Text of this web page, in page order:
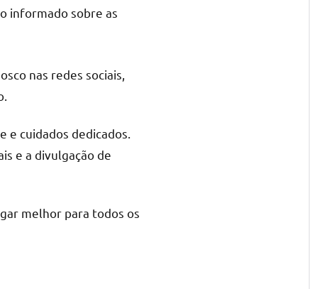
informado sobre as
nas redes sociais,
cuidados dedicados.
e a divulgação de
melhor para todos os